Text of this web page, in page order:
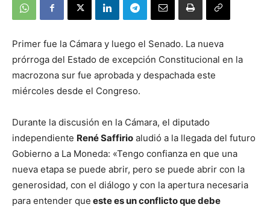
Primer fue la Cámara y luego el Senado. La nueva
prórroga del Estado de excepción Constitucional en la
macrozona sur fue aprobada y despachada este
miércoles desde el Congreso.
Durante la discusión en la Cámara, el diputado
independiente René Saffirio aludió a la llegada del futuro
Gobierno a La Moneda: «Tengo confianza en que una
nueva etapa se puede abrir, pero se puede abrir con la
generosidad, con el diálogo y con la apertura necesaria
para entender que este es un conflicto que debe